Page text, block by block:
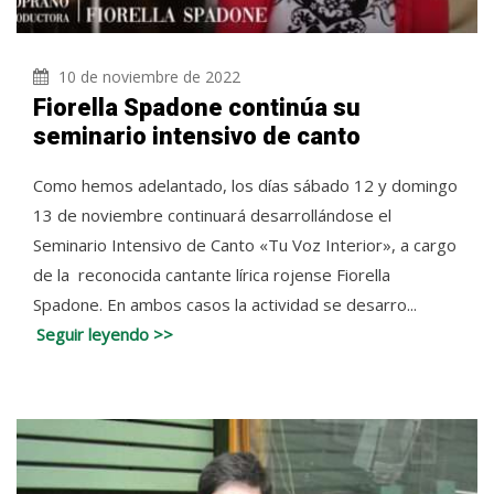
10 de noviembre de 2022
Fiorella Spadone continúa su
seminario intensivo de canto
Como hemos adelantado, los días sábado 12 y domingo
13 de noviembre continuará desarrollándose el
Seminario Intensivo de Canto «Tu Voz Interior», a cargo
de la reconocida cantante lírica rojense Fiorella
Spadone. En ambos casos la actividad se desarro...
Seguir leyendo >>